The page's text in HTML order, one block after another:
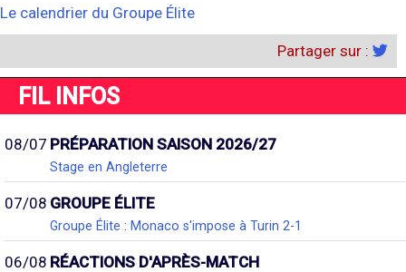
Le calendrier du Groupe Élite
Partager sur :
FIL INFOS
08/07 PRÉPARATION SAISON 2026/27
Stage en Angleterre
07/08 GROUPE ÉLITE
Groupe Élite : Monaco s'impose à Turin 2-1
06/08 RÉACTIONS D'APRÈS-MATCH